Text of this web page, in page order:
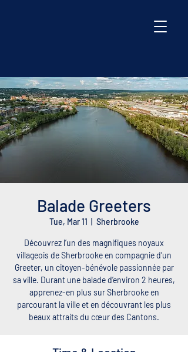
Balade Greeters
Tue, Mar 11 Sherbrooke
Découvrez l’un des magnifiques noyaux
villageois de Sherbrooke en compagnie d’un
Greeter, un citoyen-bénévole passionnée par
sa ville. Durant une balade d’environ 2 heures,
apprenez-en plus sur Sherbrooke en
parcourant la ville et en découvrant les plus
beaux attraits du cœur des Cantons.